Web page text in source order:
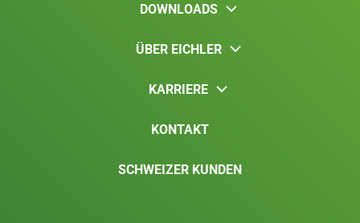
DOWNLOADS
ÜBER EICHLER
KARRIERE
KONTAKT
SCHWEIZER KUNDEN